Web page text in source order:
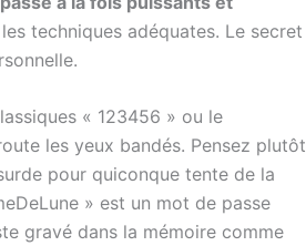
techniques adéquates. Le secret
« 123456 » ou le
les yeux bandés. Pensez plutôt
pour quiconque tente de la
» est un mot de passe
gravé dans la mémoire comme